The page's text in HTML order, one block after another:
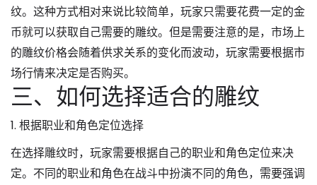
纹。这种方式相对来说比较简单，玩家只需要花费一定的金
币就可以获取自己需要的雕纹。但是需要注意的是，市场上
的雕纹价格会随着供求关系的变化而波动，玩家需要根据市
场行情来决定是否购买。
三、如何选择适合的雕纹
1. 根据职业和角色定位选择
在选择雕纹时，玩家需要根据自己的职业和角色定位来决
定。不同的职业和角色在战斗中扮演不同的角色，需要强调